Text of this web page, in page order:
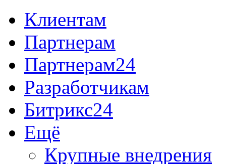
Клиентам
Партнерам
Партнерам24
Разработчикам
Битрикс24
Ещё
Крупные внедрения